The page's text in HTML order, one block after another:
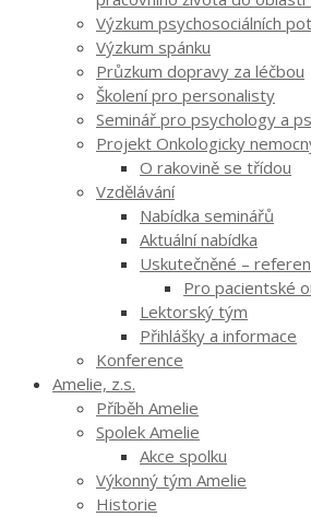
Výzkum psychosociálních
Výzkum spánku
Průzkum dopravy za léčbou
Školení pro personalisty
Seminář pro psychology a
Projekt Onkologicky
O rakovině se třídou
Vzdělávání
Nabídka seminářů
Aktuální nabídka
Uskutečněné –
Pro pacientské
Lektorský tým
Přihlášky a informace
Konference
Amelie, z.s.
Příběh Amelie
Spolek Amelie
Akce spolku
Výkonný tým Amelie
Historie